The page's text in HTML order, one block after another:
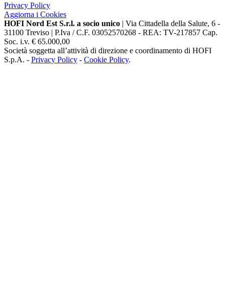
Privacy Policy
Aggiorna i Cookies
HOFI Nord Est S.r.l. a socio unico | Via Cittadella della Salute, 6 -
31100 Treviso | P.Iva / C.F. 03052570268 - REA: TV-217857 Cap.
Soc. i.v. € 65.000,00
Società soggetta all’attività di direzione e coordinamento di HOFI
S.p.A. - Privacy Policy - Cookie Policy.